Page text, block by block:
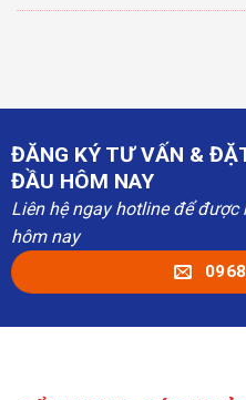
ĐĂNG KÝ TƯ VẤN &
ĐẦU HÔM NAY
Liên hệ ngay hotline để
hôm nay